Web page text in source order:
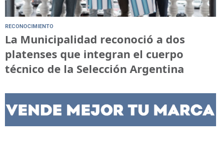
RECONOCIMIENTO
La Municipalidad reconoció a dos
platenses que integran el cuerpo
técnico de la Selección Argentina